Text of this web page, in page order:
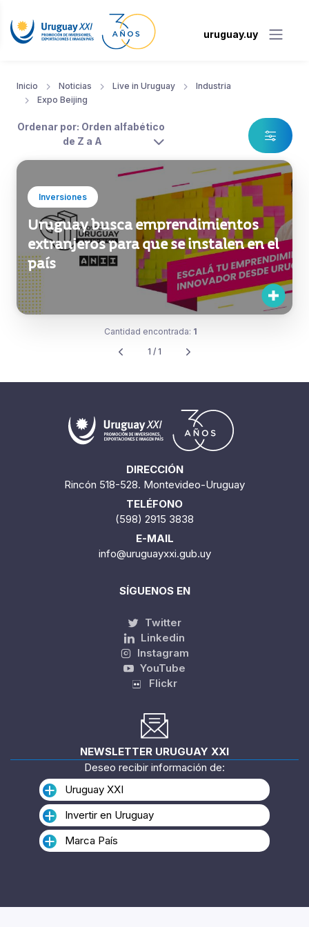
uruguay.uy
Inicio Noticias Live in Uruguay
Industria
Expo Beijing
Ordenar por: Orden alfabético
de Z a A
Inversiones
Uruguay busca emprendimientos
extranjeros para que se instalen en el
país
Cantidad encontrada: 1
1 / 1
DIRECCIÓN
Rincón 518-528. Montevideo-Uruguay
TELÉFONO
(598) 2915 3838
E-MAIL
info@uruguayxxi.gub.uy
SÍGUENOS EN
Twitter
Linkedin
Instagram
YouTube
Flickr
NEWSLETTER URUGUAY XXI
Deseo recibir información de:
Uruguay XXI
Invertir en Uruguay
Marca País